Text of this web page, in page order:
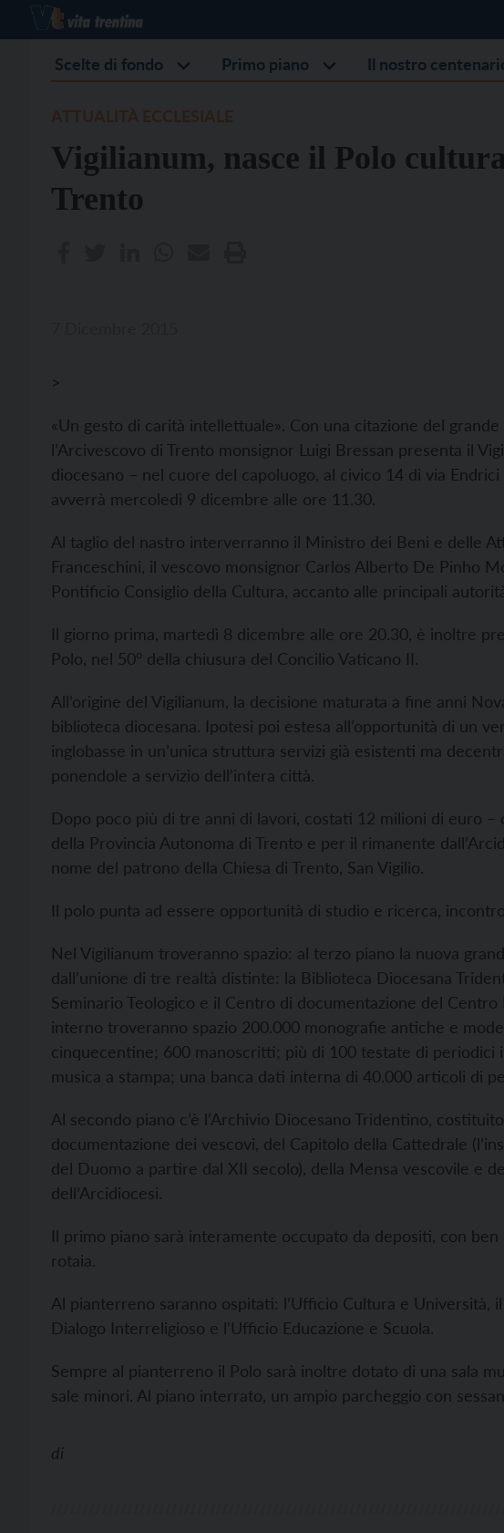
Scelte di fondo Primo piano Il nostro
Vigilianum, nasce il Polo
Trento
>
«Un gesto di carità intellettuale». Con una citazione del
l’Arcivescovo di Trento monsignor Luigi Bressan presenta il
diocesano – nel cuore del capoluogo, al civico 14 di via
avverrà mercoledì 9 dicembre alle ore 11.30.
Al taglio del nastro interverranno il Ministro dei Beni e delle
Franceschini, il vescovo monsignor Carlos Alberto De Pinho
Pontificio Consiglio della Cultura, accanto alle principali
Il giorno prima, martedì 8 dicembre alle ore 20.30, è inoltre
Polo, nel 50° della chiusura del Concilio Vaticano II.
All’origine del Vigilianum, la decisione maturata a fine anni
biblioteca diocesana. Ipotesi poi estesa all’opportunità di un
inglobasse in un’unica struttura servizi già esistenti ma
ponendole a servizio dell’intera città.
Dopo poco più di tre anni di lavori, costati 12 milioni di euro
della Provincia Autonoma di Trento e per il rimanente
nome del patrono della Chiesa di Trento, San Vigilio.
Il polo punta ad essere opportunità di studio e ricerca,
Nel Vigilianum troveranno spazio: al terzo piano la nuova
dall’unione di tre realtà distinte: la Biblioteca Diocesana
Seminario Teologico e il Centro di documentazione del
interno troveranno spazio 200.000 monografie antiche e
cinquecentine; 600 manoscritti; più di 100 testate di periodici
musica a stampa; una banca dati interna di 40.000 articoli di
Al secondo piano c’è l’Archivio Diocesano Tridentino,
documentazione dei vescovi, del Capitolo della Cattedrale
del Duomo a partire dal XII secolo), della Mensa vescovile e
dell’Arcidiocesi.
Il primo piano sarà interamente occupato da depositi, con
rotaia.
Al pianterreno saranno ospitati: l’Ufficio Cultura e Università,
Dialogo Interreligioso e l’Ufficio Educazione e Scuola.
Sempre al pianterreno il Polo sarà inoltre dotato di una sala
sale minori. Al piano interrato, un ampio parcheggio con
di